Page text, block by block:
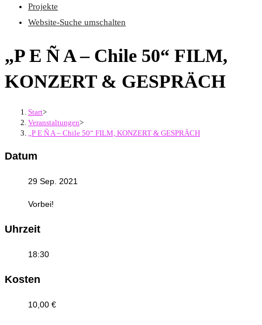
Projekte
Website-Suche umschalten
„P E Ñ A – Chile 50“ FILM,
KONZERT & GESPRÄCH
Start>
Veranstaltungen>
„P E Ñ A – Chile 50“ FILM, KONZERT & GESPRÄCH
Datum
29 Sep. 2021
Vorbei!
Uhrzeit
18:30
Kosten
10,00 €